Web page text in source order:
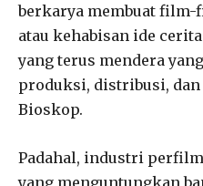
berkarya membuat
atau kehabisan ide
yang terus mendera
produksi, distribusi,
Bioskop.
Padahal, industri
yang menguntungkan